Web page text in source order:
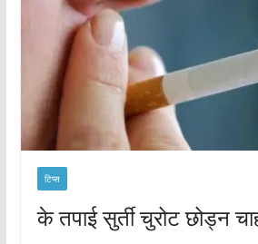
टिप्स
के तपाई सुर्ती चुरोट छोड्न